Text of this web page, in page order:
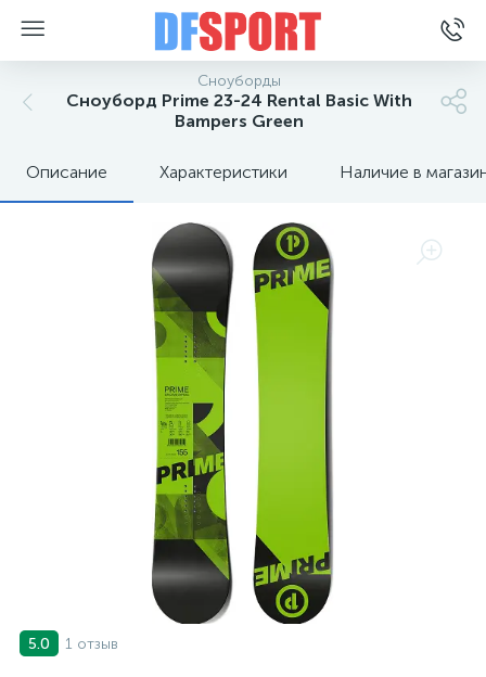
Сноуборды
Сноуборд Prime 23-24 Rental Basic With
Bampers Green
Описание Характеристики Наличие в
5.0 1 отзыв